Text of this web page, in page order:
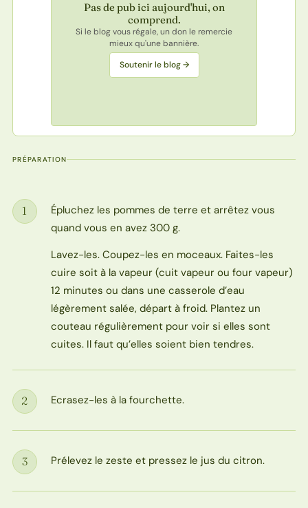
Pas de pub ici aujourd'hui, on
comprend.
Si le blog vous régale, un don le remercie
mieux qu'une bannière.
Soutenir le blog →
PRÉPARATION
Étape
1
Épluchez les pommes de terre et arrêtez vous
quand vous en avez 300 g.
Lavez-les. Coupez-les en moceaux. Faites-les
cuire soit à la vapeur (cuit vapeur ou four vapeur)
12 minutes ou dans une casserole d’eau
légèrement salée, départ à froid. Plantez un
couteau régulièrement pour voir si elles sont
cuites. Il faut qu’elles soient bien tendres.
Étape
2 Ecrasez-les à la fourchette.
Étape
3 Prélevez le zeste et pressez le jus du citron.